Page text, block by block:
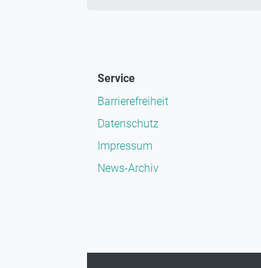
Service
Barrierefreiheit
Datenschutz
Impressum
News-Archiv